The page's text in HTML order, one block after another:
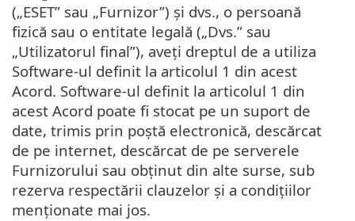
(„ESET” sau „Furnizor”) și dvs., o persoană
fizică sau o entitate legală („Dvs.” sau
„Utilizatorul final”), aveți dreptul de a utiliza
Software-ul definit la articolul 1 din acest
Acord. Software-ul definit la articolul 1 din
acest Acord poate fi stocat pe un suport de
date, trimis prin poștă electronică, descărcat
de pe internet, descărcat de pe serverele
Furnizorului sau obținut din alte surse, sub
rezerva respectării clauzelor și a condițiilor
menționate mai jos.